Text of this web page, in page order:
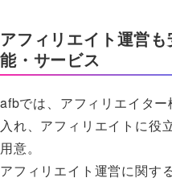
アフィリエイト運営
能・サービス
afbでは、アフィリエイタ
入れ、アフィリエイトに役
用意。
アフィリエイト運営に関す